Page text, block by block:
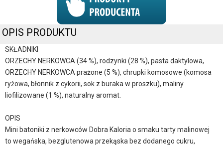
OPIS PRODUKTU
SKŁADNIKI
ORZECHY NERKOWCA (34 %), rodzynki (28 %), pasta daktylowa,
ORZECHY NERKOWCA prażone (5 %), chrupki komosowe (komosa
ryżowa, błonnik z cykorii, sok z buraka w proszku), maliny
liofilizowane (1 %), naturalny aromat.
OPIS
Mini batoniki z nerkowców Dobra Kaloria o smaku tarty malinowej
to wegańska, bezglutenowa przekąska bez dodanego cukru,